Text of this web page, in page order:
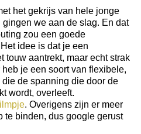
het gekrijs van hele jonge
we aan de slag. En dat
zou een goede
idee is dat je een
touw aantrekt, maar echt strak
je een soort van flexibele,
de spanning die door de
wordt, overleeft.
. Overigens zijn er meer
te binden, dus google gerust